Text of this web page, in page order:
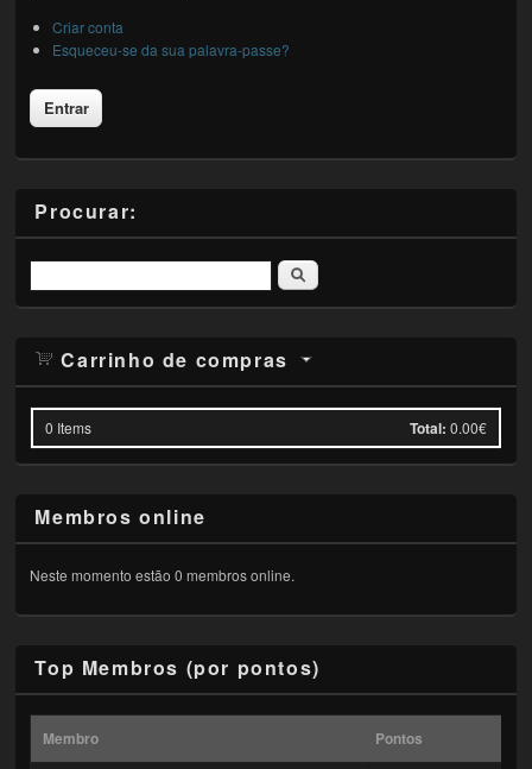
Criar conta
Esqueceu-se da sua palavra-passe?
Procurar:
Pesquisar
Carrinho de compras
0 Items Total: 0.00€
Membros online
Neste momento estão 0 membros online.
Top Membros (por pontos)
Membro Pontos